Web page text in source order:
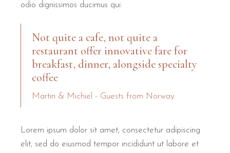
odio dignissimos ducimus qui.
Not quite a cafe, not quite a
restaurant offer innovative fare for
breakfast, dinner, alongside specialty
coffee
Martin & Michiel - Guests from Norway
Lorem ipsum dolor sit amet, consectetur adipiscing
elit, sed do eiusmod tempor incididunt ut labore et